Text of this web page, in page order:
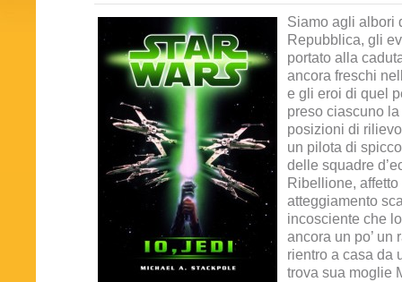
Siamo agli albori
Repubblica, gli
portato alla
ancora freschi
e gli eroi di quel
preso ciascuno
posizioni di
un pilota di
delle squadre
Ribellione,
atteggiamento
incosciente che
ancora un po’ un
rientro a casa da
trova sua moglie